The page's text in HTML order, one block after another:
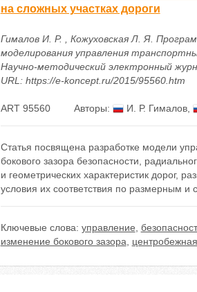
на сложных участках дороги
Гималов И. Р. , Кожуховская Л. Я.
моделирования управления
Научно-методический электронный
URL: https://e-koncept.ru/2015/95560.htm
ART 95560 Авторы: И. Р. Гималов,
Статья посвящена разработке модели
бокового зазора безопасности,
и геометрических характеристик дорог,
условия их соответствия по размерным и
Ключевые слова: управление
изменение бокового зазора